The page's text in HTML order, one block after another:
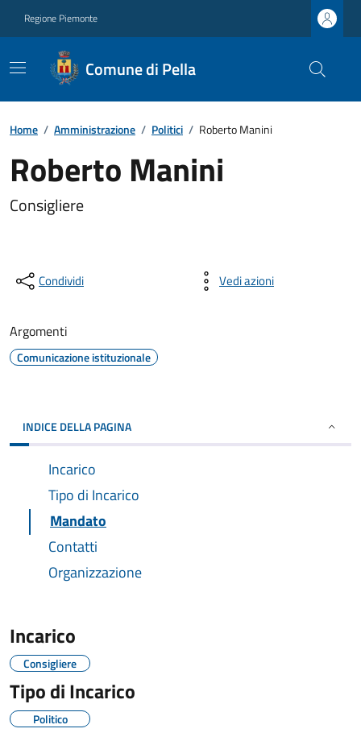
Regione Piemonte
Comune di Pella
Home / Amministrazione / Politici / Roberto Manini
Roberto Manini
Consigliere
Condividi Vedi azioni
Argomenti
Comunicazione istituzionale
INDICE DELLA PAGINA
Incarico
Tipo di Incarico
Mandato
Contatti
Organizzazione
Incarico
Consigliere
Tipo di Incarico
Politico